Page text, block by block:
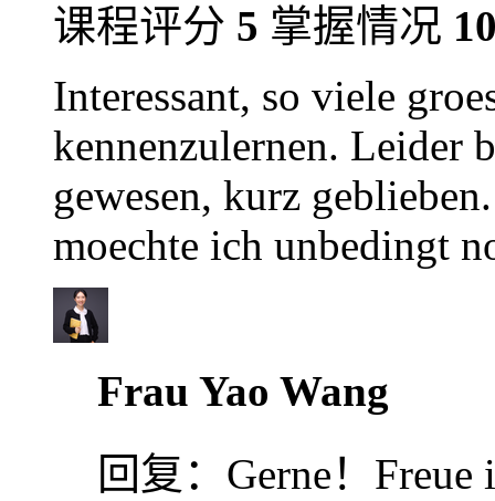
课程评分 5 掌握情况
Interessant, so viele
kennenzulernen. Leider
gewesen, kurz
moechte ich unbedingt
Frau Yao Wang
回复： Gerne！Freue